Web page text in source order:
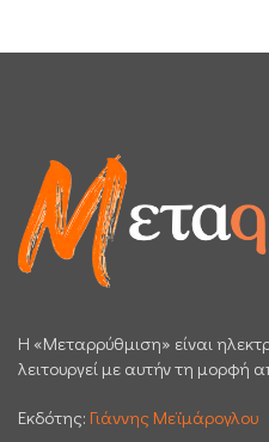
H «Μεταρρύθμιση» είναι
λειτουργεί με αυτήν τη μορφή
Εκδότης: Γιάννης Μεϊμάρογλου